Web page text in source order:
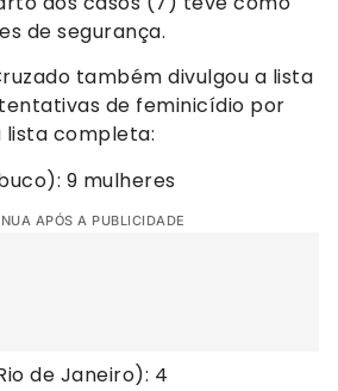
de segurança.
também divulgou a lista
de feminicídio por
lista completa:
9 mulheres
APÓS A PUBLICIDADE
de Janeiro): 4